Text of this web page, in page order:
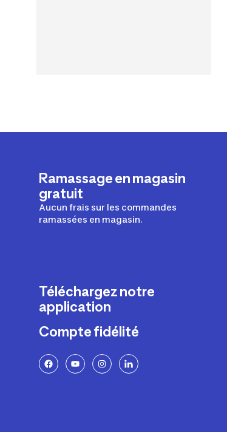
Ramassage en magasin
gratuit
Aucun frais sur les commandes
ramassées en magasin.
Téléchargez notre
application
Compte fidélité